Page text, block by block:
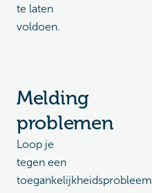
te laten
voldoen.
Melding
problemen
Loop je
tegen een
toegankelijkheidsprobleem